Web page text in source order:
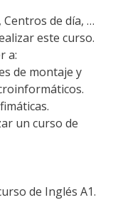
de día, …
este curso.
a:
de montaje y
un curso de
de Inglés A1.